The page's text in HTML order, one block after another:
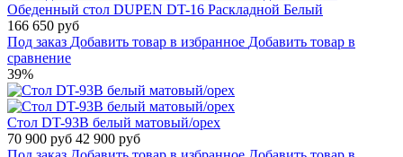
Обеденный стол DUPEN DT-16 Раскладной Белый
166 650 руб
Под заказ Добавить товар в избранное Добавить товар в
сравнение
39%
Стол DT-93B белый матовый/орех
70 900 руб 42 900 руб